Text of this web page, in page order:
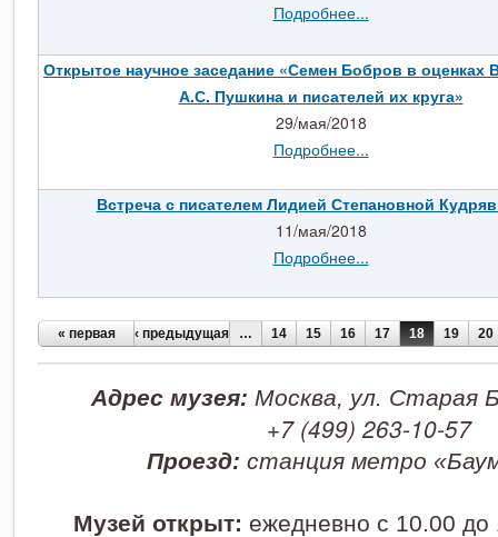
Подробнее...
Открытое научное заседание «Семен Бобров в оценках
А.С. Пушкина и писателей их круга»
29/мая/2018
Подробнее...
Встреча с писателем Лидией Степановной
11/мая/2018
Подробнее...
Страницы
« первая ‹ предыдущая … 14 15 16 17 18 19 20
Адрес музея: Москва, ул. Старая
+7 (499) 263-10-57
Проезд: станция метро
Музей открыт: ежедневно с 10.00 до